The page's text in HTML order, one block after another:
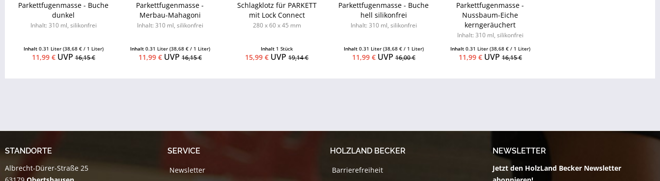
Parkettfugenmasse - Buche
dunkel
Inhalt: 310 ml, silikonfrei
Inhalt 0.31 Liter (38,68 € / 1 Liter)
11,99 €UVP16,15 €
Parkettfugenmasse -
Merbau-Mahagoni
Inhalt: 310 ml, silikonfrei
Inhalt 0.31 Liter (38,68 € / 1 Liter)
11,99 €UVP 16,15 €
Schlagklotz für PARKETT
mit Lock Connect
280 x 60 x 45 mm
Inhalt 1 Stück
15,99 € UVP19,14 €
Parkettfugenmasse - Buche
hell silikonfrei
Inhalt: 310 ml, silikonfrei
Inhalt 0.31 Liter (38,68 € / 1 Liter)
11,99 €UVP16,00 €
Parkettfugenmasse -
Nussbaum-Eiche
kerngeräuchert
Inhalt: 310 ml, silikonfrei
Inhalt 0.31 Liter (38,68 € / 1 Liter)
11,99 €UVP 16,15 €
STANDORTE
Albrecht-Dürer-Straße 25
SERVICE
Newsletter
HOLZLAND BECKER
Barrierefreiheit
NEWSLETTER
Jetzt den HolzLand Becker Newsletter